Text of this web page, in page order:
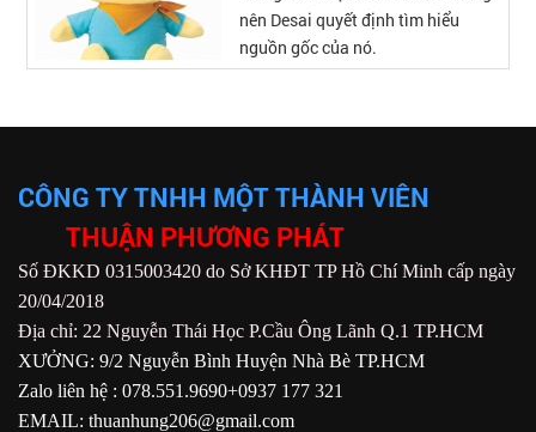
nên Desai quyết định tìm hiểu
nguồn gốc của nó.
CÔNG TY TNHH MỘT THÀNH VIÊN
THUẬN PHƯƠNG PHÁT
Số ĐKKD 0315003420 do Sở KHĐT TP Hồ Chí Minh cấp ngày
20/04/2018
Địa chỉ: 22 Nguyễn Thái Học P.Cầu Ông Lãnh Q.1 TP.HCM
XƯỞNG: 9/2 Nguyễn Bình Huyện Nhà Bè TP.HCM
Zalo liên hệ : 078.551.9690+0937 177 321
EMAIL: thuanhung206@gmail.com